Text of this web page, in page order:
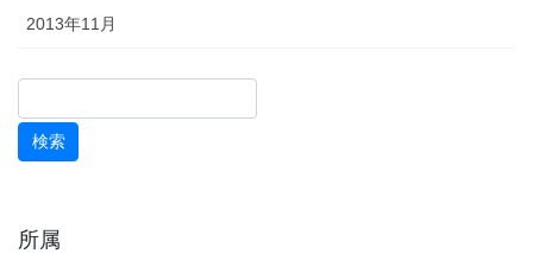
2013年11月
所属